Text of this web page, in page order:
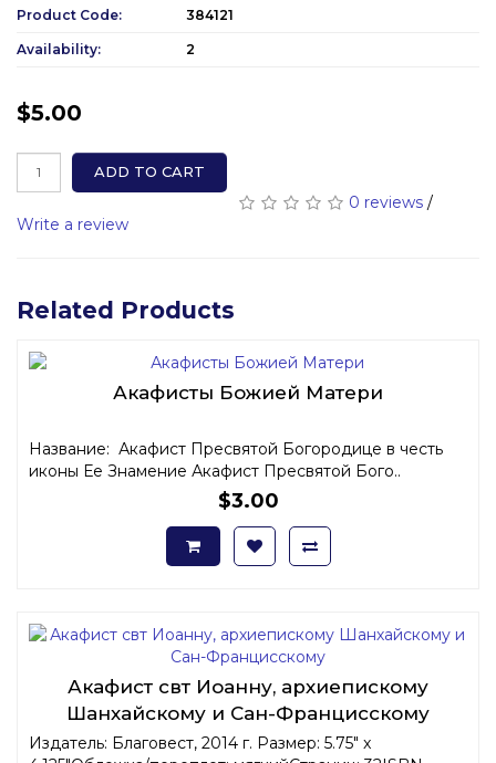
Product Code: 384121
Availability: 2
$5.00
ADD TO CART
0 reviews /
Write a review
Related Products
Акафисты Божией Матери
Название: Акафист Пресвятой Богородице в честь
иконы Ее Знамение Акафист Пресвятой Бого..
$3.00
Акафист свт Иоанну, архиепискому
Шанхайскому и Сан-Францисскому
Издатель: Благовест, 2014 г. Размер: 5.75" x